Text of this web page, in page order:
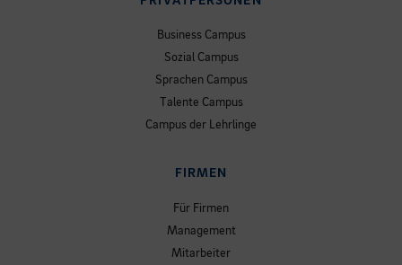
Business Campus
Sozial Campus
Sprachen Campus
Talente Campus
Campus der Lehrlinge
FIRMEN
Für Firmen
Management
Mitarbeiter